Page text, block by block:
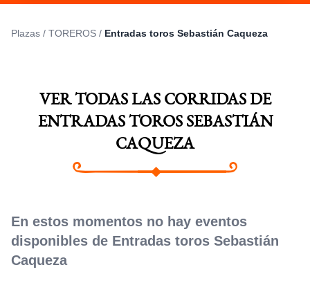
Plazas / TOREROS / Entradas toros Sebastián Caqueza
VER TODAS LAS CORRIDAS DE
ENTRADAS TOROS SEBASTIÁN
CAQUEZA
En estos momentos no hay eventos
disponibles de Entradas toros Sebastián
Caqueza